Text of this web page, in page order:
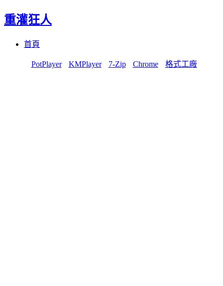
重灌狂人
首頁
PotPlayer KMPlayer 7-Zip Chrome 格式工廠